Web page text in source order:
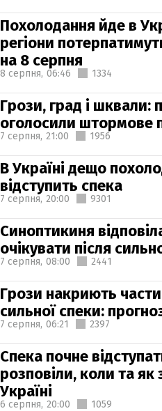
Похолодання йде в
регіони
на 8 серпня
8 серпня, 06:46 1334
Грози, град і шквали:
оголосили штормове
7 серпня, 21:00 1956
В Україні дещо
відступить спека
7 серпня, 20:00 9301
Синоптикиня
очікувати після
7 серпня, 08:00 2441
Грози накриють
сильної спеки:
7 серпня, 06:21 2397
Спека почне
розповіли, коли та як
Україні
6 серпня, 20:00 1059